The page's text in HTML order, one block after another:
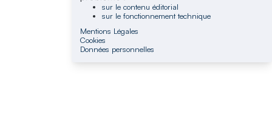
sur le contenu éditorial
sur le fonctionnement technique
Mentions Légales
Cookies
Données personnelles